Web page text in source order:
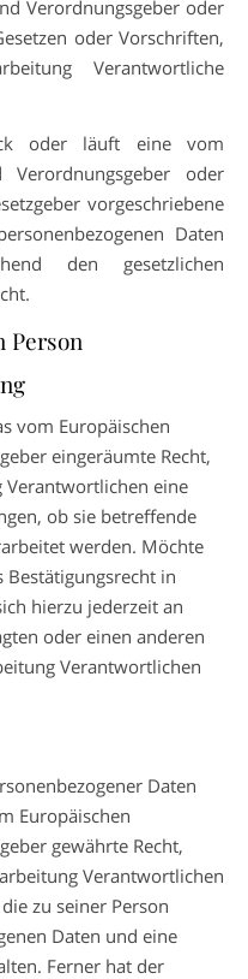
Verordnungsgeber oder
oder Vorschriften,
Verantwortliche
oder läuft eine vom
Verordnungsgeber oder
vorgeschriebene
Daten
den gesetzlichen
Person
vom Europäischen
eingeräumte Recht,
eine
ob sie betreffende
werden. Möchte
Bestätigungsrecht in
hierzu jederzeit an
oder einen anderen
Verantwortlichen
Daten
Europäischen
gewährte Recht,
Verantwortlichen
zu seiner Person
Daten und eine
Ferner hat der